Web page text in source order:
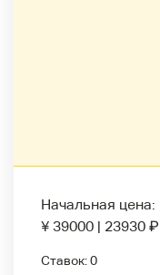
Начальная цена:
¥ 39000 | 23930 ₽
Ставок:0